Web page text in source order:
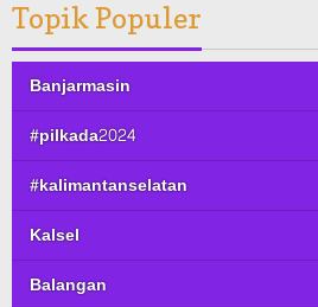
Topik Populer
Banjarmasin
#pilkada2024
#kalimantanselatan
Kalsel
Balangan